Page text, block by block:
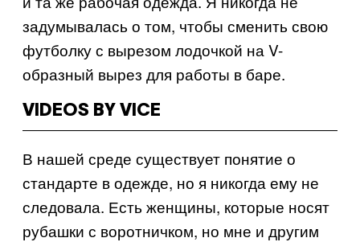
задумывалась о том, чтобы сменить свою
футболку с вырезом лодочкой на V-
образный вырез для работы в баре.
VIDEOS BY VICE
В нашей среде существует понятие о
стандарте в одежде, но я никогда ему не
следовала. Есть женщины, которые носят
рубашки с воротничком, но мне и другим